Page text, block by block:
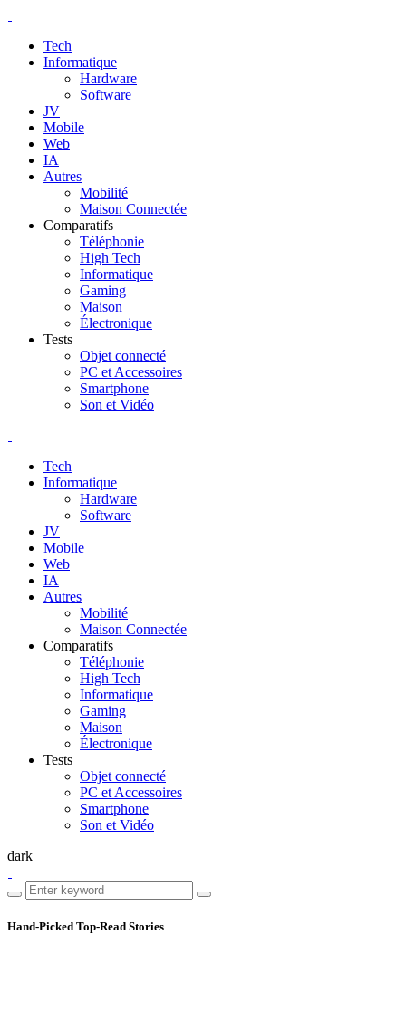
Tech
Informatique
Hardware
Software
JV
Mobile
Web
IA
Autres
Mobilité
Maison Connectée
Comparatifs
Téléphonie
High Tech
Informatique
Gaming
Maison
Électronique
Tests
Objet connecté
PC et Accessoires
Smartphone
Son et Vidéo
Tech
Informatique
Hardware
Software
JV
Mobile
Web
IA
Autres
Mobilité
Maison Connectée
Comparatifs
Téléphonie
High Tech
Informatique
Gaming
Maison
Électronique
Tests
Objet connecté
PC et Accessoires
Smartphone
Son et Vidéo
dark
Hand-Picked Top-Read Stories